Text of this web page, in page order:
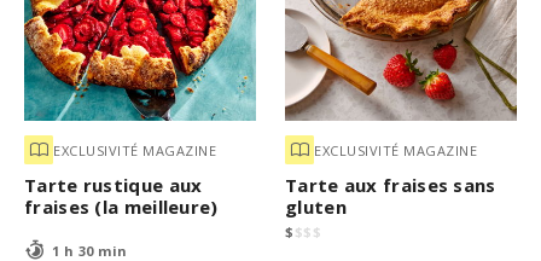
EXCLUSIVITÉ MAGAZINE
Tarte rustique aux
fraises (la meilleure)
1 h 30 min
EXCLUSIVITÉ MAGAZINE
Tarte aux fraises sans
gluten
$ $$ $